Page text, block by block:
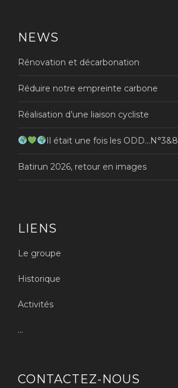
NEWS
Rénovation et décarbonation
Réduire notre empreinte carbone
Réalisation d’une liaison cycliste
Il était une fois les ODD…N°3&8
Batirun 2026, retour en images
LIENS
Le groupe
Historique
Activités
...
CONTACTEZ-NOUS